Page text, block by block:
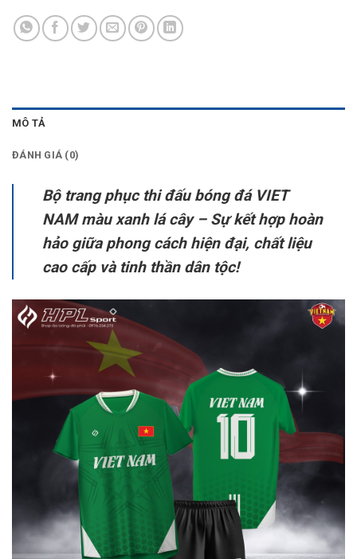
MÔ TẢ
ĐÁNH GIÁ (0)
Bộ trang phục thi đấu bóng đá VIET
NAM màu xanh lá cây – Sự kết hợp hoàn
hảo giữa phong cách hiện đại, chất liệu
cao cấp và tinh thần dân tộc!